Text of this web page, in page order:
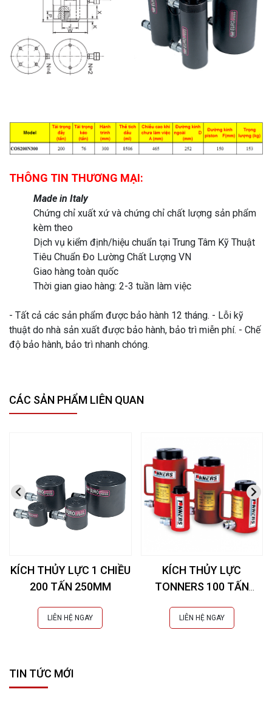
THÔNG TIN THƯƠNG MẠI:
Made in Italy
Chứng chỉ xuất xứ và chứng chỉ chất lượng sản phẩm
kèm theo
Dịch vụ kiểm định/hiệu chuẩn tại Trung Tâm Kỹ Thuật
Tiêu Chuẩn Đo Lường Chất Lượng VN
Giao hàng toàn quốc
Thời gian giao hàng: 2-3 tuần làm việc
- Tất cả các sản phẩm được bảo hành 12 tháng. - Lỗi kỹ
thuật do nhà sản xuất được bảo hành, bảo trì miễn phí. - Chế
độ bảo hành, bảo trì nhanh chóng.
CÁC SẢN PHẨM LIÊN QUAN
KÍCH THỦY LỰC 1 CHIỀU
200 TẤN 250MM
LIÊN HỆ NGAY
KÍCH THỦY LỰC
TONNERS 100 TẤN
LIÊN HỆ NGAY
TIN TỨC MỚI